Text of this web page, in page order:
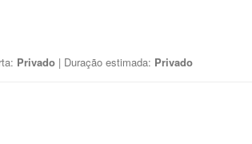
Privado | Duração estimada: Privado